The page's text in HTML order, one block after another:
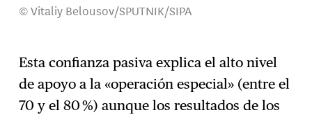
© Vitaliy Belousov/SPUTNIK/SIPA
Esta confianza pasiva explica el alto nivel
de apoyo a la «operación especial» (entre el
70 y el 80 %) aunque los resultados de los